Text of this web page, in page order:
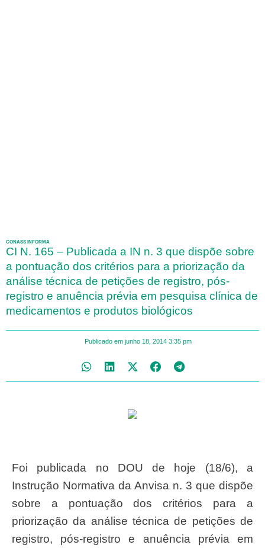
CONASS INFORMA
CI N. 165 – Publicada a IN n. 3 que dispõe sobre
a pontuação dos critérios para a priorização da
análise técnica de petições de registro, pós-
registro e anuência prévia em pesquisa clínica de
medicamentos e produtos biológicos
Publicado em junho 18, 2014 3:35 pm
Foi publicada no DOU de hoje (18/6), a
Instrução Normativa da Anvisa n. 3 que dispõe
sobre a pontuação dos critérios para a
priorização da análise técnica de petições de
registro, pós-registro e anuência prévia em